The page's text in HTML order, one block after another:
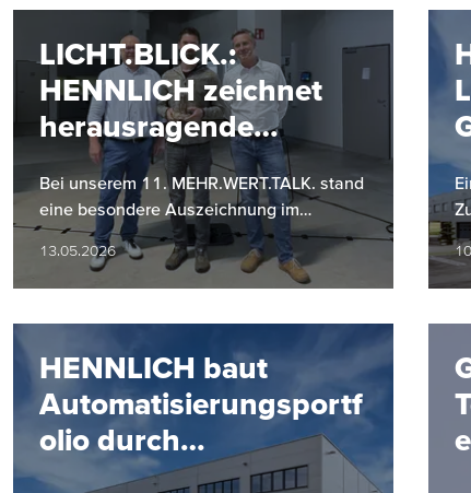
LICHT.BLICK.:
HENNLICH zeichnet
herausragende
Projekte aus
Bei unserem 11. MEHR.WERT.TALK. stand
eine besondere Auszeichnung im
Mittelpunkt: Zum ersten Mal wurde im
Zuge von LICHT.BLICK. eines von drei…
13.05.2026
HENNLICH baut
Automatisierungsportf
olio durch
Partnerschaft mit SMC